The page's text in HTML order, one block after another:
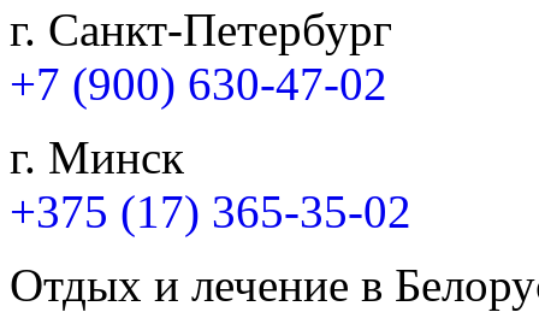
г. Санкт-Петербург
+7 (900) 630-47-02
г. Минск
+375 (17) 365-35-02
Отдых и лечение в